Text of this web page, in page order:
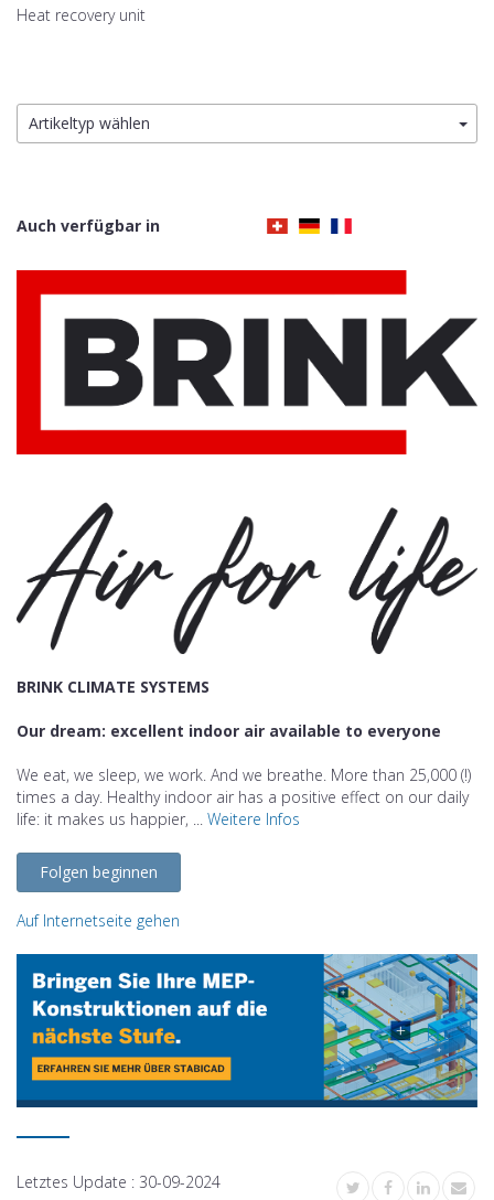
Heat recovery unit
Artikeltyp wählen
Auch verfügbar in
BRINK CLIMATE SYSTEMS
Our dream: excellent indoor air available to everyone
We eat, we sleep, we work. And we breathe. More than 25,000 (!)
times a day. Healthy indoor air has a positive effect on our daily
life: it makes us happier, ... Weitere Infos
Folgen beginnen
Auf Internetseite gehen
Letztes Update : 30-09-2024